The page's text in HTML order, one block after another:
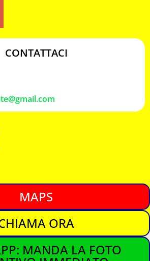
CONTATTACI
MAPS
ORA
MANDA LA FOTO